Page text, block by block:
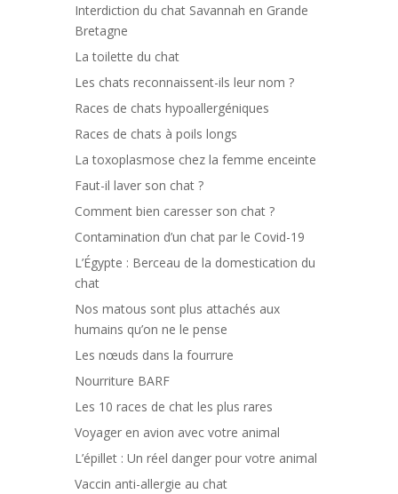
Interdiction du chat Savannah en Grande
Bretagne
La toilette du chat
Les chats reconnaissent-ils leur nom ?
Races de chats hypoallergéniques
Races de chats à poils longs
La toxoplasmose chez la femme enceinte
Faut-il laver son chat ?
Comment bien caresser son chat ?
Contamination d’un chat par le Covid-19
L’Égypte : Berceau de la domestication du
chat
Nos matous sont plus attachés aux
humains qu’on ne le pense
Les nœuds dans la fourrure
Nourriture BARF
Les 10 races de chat les plus rares
Voyager en avion avec votre animal
L’épillet : Un réel danger pour votre animal
Vaccin anti-allergie au chat